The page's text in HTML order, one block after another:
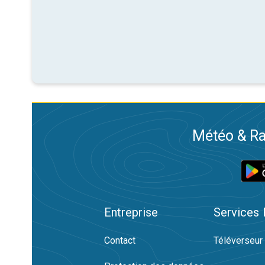
Météo &
Entreprise
Contact
Services
Téléverseur